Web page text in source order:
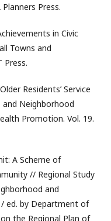
Press.
in Civic
Towns and
Press.
Residents’ Service
and Neighborhood
Promotion. Vol. 19.
A Scheme of
// Regional Study
and
ed. by Department of
the Regional Plan of